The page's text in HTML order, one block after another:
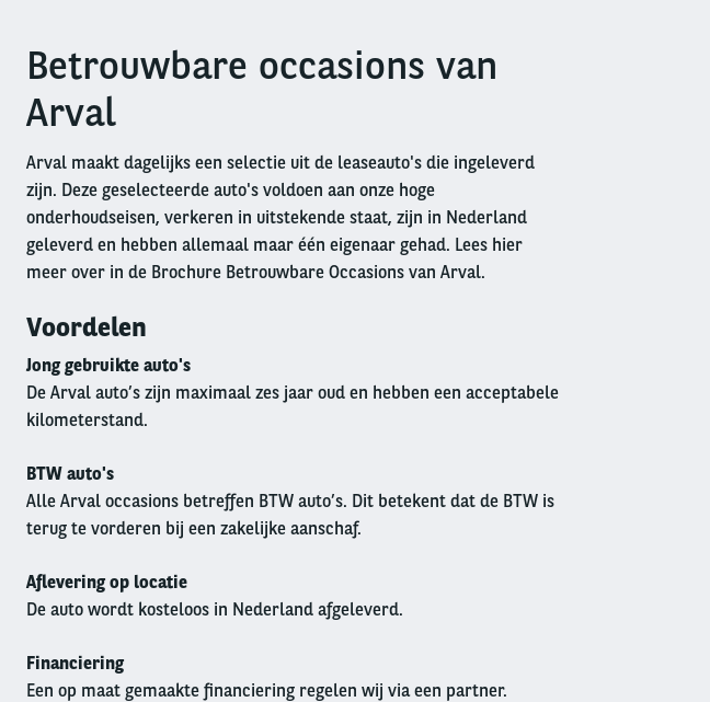
Right
columnBetrouwbare occasions van
Arval
Arval maakt dagelijks een selectie uit de leaseauto's die ingeleverd
zijn. Deze geselecteerde auto's voldoen aan onze hoge
onderhoudseisen, verkeren in uitstekende staat, zijn in Nederland
geleverd en hebben allemaal maar één eigenaar gehad. Lees hier
meer over in de Brochure Betrouwbare Occasions van Arval.
Voordelen
Jong gebruikte auto's
De Arval auto’s zijn maximaal zes jaar oud en hebben een acceptabele
kilometerstand.
BTW auto's
Alle Arval occasions betreffen BTW auto’s. Dit betekent dat de BTW is
terug te vorderen bij een zakelijke aanschaf.
Aflevering op locatie
De auto wordt kosteloos in Nederland afgeleverd.
Financiering
Een op maat gemaakte financiering regelen wij via een partner.